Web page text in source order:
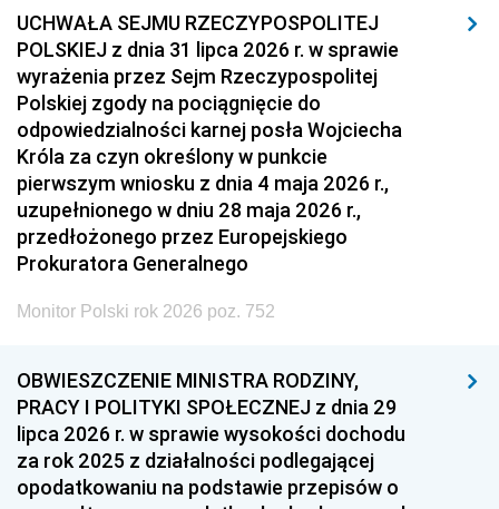
UCHWAŁA SEJMU RZECZYPOSPOLITEJ
POLSKIEJ z dnia 31 lipca 2026 r. w sprawie
wyrażenia przez Sejm Rzeczypospolitej
Polskiej zgody na pociągnięcie do
odpowiedzialności karnej posła Wojciecha
Króla za czyn określony w punkcie
pierwszym wniosku z dnia 4 maja 2026 r.,
uzupełnionego w dniu 28 maja 2026 r.,
przedłożonego przez Europejskiego
Prokuratora Generalnego
Monitor Polski rok 2026 poz. 752
OBWIESZCZENIE MINISTRA RODZINY,
PRACY I POLITYKI SPOŁECZNEJ z dnia 29
lipca 2026 r. w sprawie wysokości dochodu
za rok 2025 z działalności podlegającej
opodatkowaniu na podstawie przepisów o